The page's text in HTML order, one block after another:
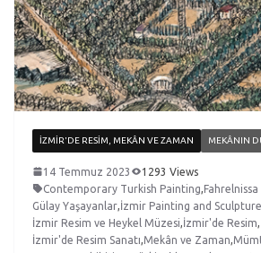
İZMIR'DE RESIM, MEKÂN VE ZAMAN MEKÂNIN
14 Temmuz 2023
1293 Views
Contemporary Turkish Painting Fahrelnissa
Gülay Yaşayanlar İzmir Painting and
İzmir Resim ve Heykel Müzesi İzmir'de Resim
İzmir'de Resim Sanatı Mekân ve Zaman